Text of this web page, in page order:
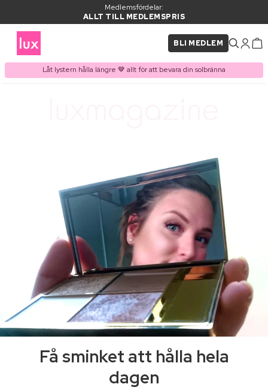
Medlemsfördelar:
ALLT TILL MEDLEMSPRIS
BLI MEDLEM
Låt lystern hålla längre 🤎 allt för att bevara din solbränna
Få sminket att hålla hela
dagen